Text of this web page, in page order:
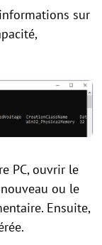
sur
PC, ouvrir le
ou le
Ensuite,